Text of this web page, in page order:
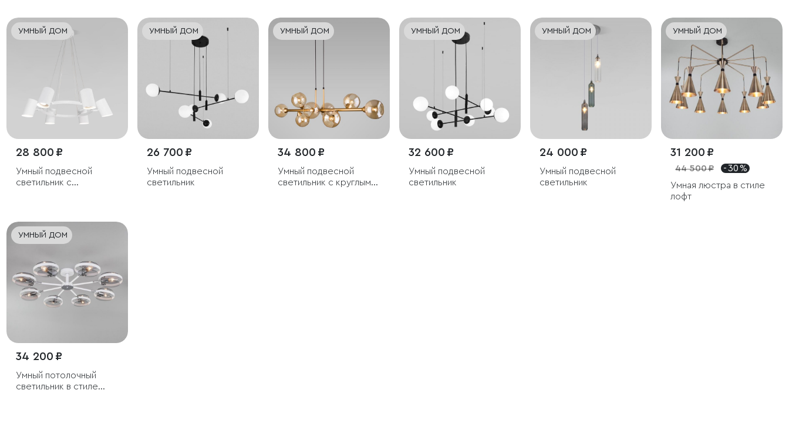
УМНЫЙ ДОМ
28 800 ₽
Умный подвесной
светильник с
УМНЫЙ ДОМ
26 700 ₽
Умный подвесной
светильник
УМНЫЙ ДОМ
34 800 ₽
Умный подвесной
светильник с круглыми
УМНЫЙ ДОМ
32 600 ₽
Умный подвесной
светильник
УМНЫЙ ДОМ
24 000 ₽
Умный подвесной
светильник
УМНЫЙ ДОМ
31 200 ₽
44 500 ₽
- 30 %
Умная люстра в стиле
лофт
УМНЫЙ ДОМ
34 200 ₽
Умный потолочный
светильник в стиле